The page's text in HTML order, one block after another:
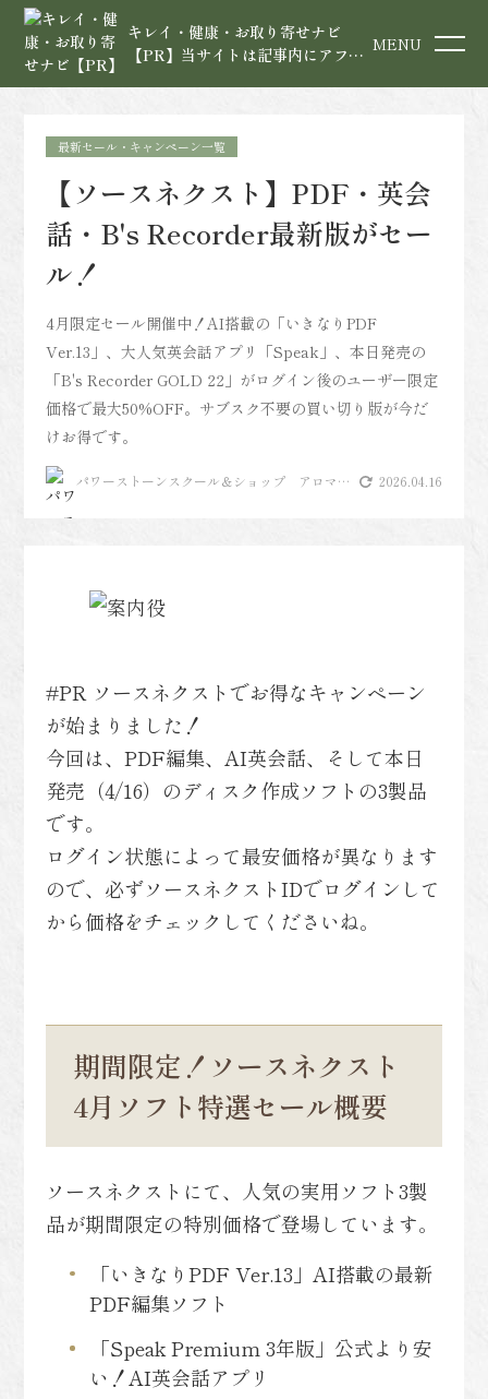
キレイ・健康・お取り寄せナビ
【PR】当サイトは記事内にアフィ MENU
【ソースネクスト】PDF・英会
話・B's Recorder最新版がセー
ル！
4月限定セール開催中！AI搭載の「いきなりPDF
Ver.13」、大人気英会話アプリ「Speak」、本日発売の
「B's Recorder GOLD 22」がログイン後のユーザー限定
価格で最大50%OFF。サブスク不要の買い切り版が今だ
けお得です。
パワーストーンスクール＆ショップ アロマヴ
2026.04.16
最新セール・キャンペーン一覧
#PR ソースネクストでお得なキャンペーン
が始まりました！
今回は、PDF編集、AI英会話、そして本日
発売（4/16）のディスク作成ソフトの3製品
です。
ログイン状態によって最安価格が異なります
ので、必ずソースネクストIDでログインして
から価格をチェックしてくださいね。
期間限定！ソースネクスト
4月ソフト特選セール概要
ソースネクストにて、人気の実用ソフト3製
品が期間限定の特別価格で登場しています。
「いきなりPDF Ver.13」AI搭載の最新
PDF編集ソフト
「Speak Premium 3年版」公式より安
い！AI英会話アプリ